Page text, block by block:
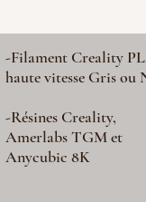
-Filament Creality
haute vitesse Gris ou
-Résines Creality,
Amerlabs TGM et
Anycubic 8K